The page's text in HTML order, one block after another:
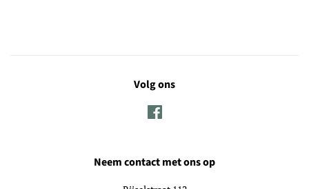
Volg ons
Neem contact met ons op